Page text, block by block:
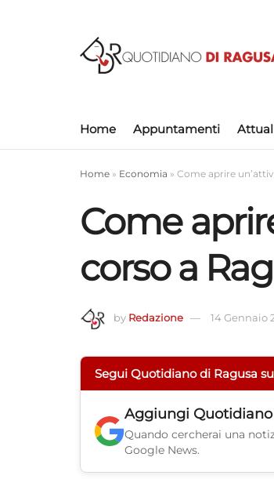
Home Appuntamenti
Home » Economia » Come aprire
Come
corso a
by Redazione 14 Gennaio
Segui Quotidiano di Ragusa
Aggiungi
Quando cercherai una
Google News.